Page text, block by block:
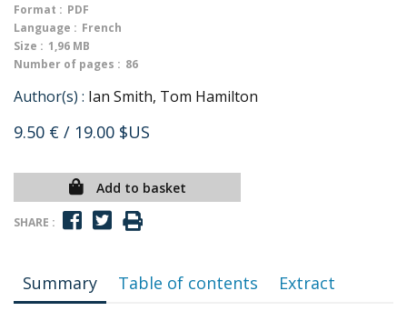
Format : PDF
Language : French
Size : 1,96 MB
Number of pages : 86
Author(s) : Ian Smith, Tom Hamilton
9.50 € / 19.00 $US
Add to basket
SHARE :
Summary Table of contents Extract